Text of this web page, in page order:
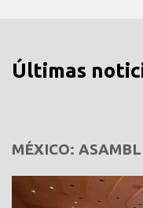
Últimas
MÉXICO: